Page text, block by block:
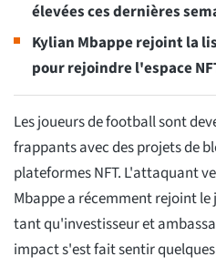
élevées ces dernières
Kylian Mbappe rejoint la
pour rejoindre l'espace
Les joueurs de football sont
frappants avec des projets de
plateformes NFT. L'attaquant
Mbappe a récemment rejoint le
tant qu'investisseur et
impact s'est fait sentir